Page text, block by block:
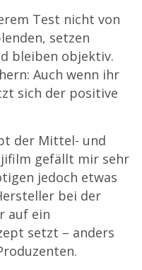
Test nicht von
setzen
bleiben objektiv.
Auch wenn ihr
sich der positive
der Mittel- und
gefällt mir sehr
jedoch etwas
bei der
auf ein
setzt – anders